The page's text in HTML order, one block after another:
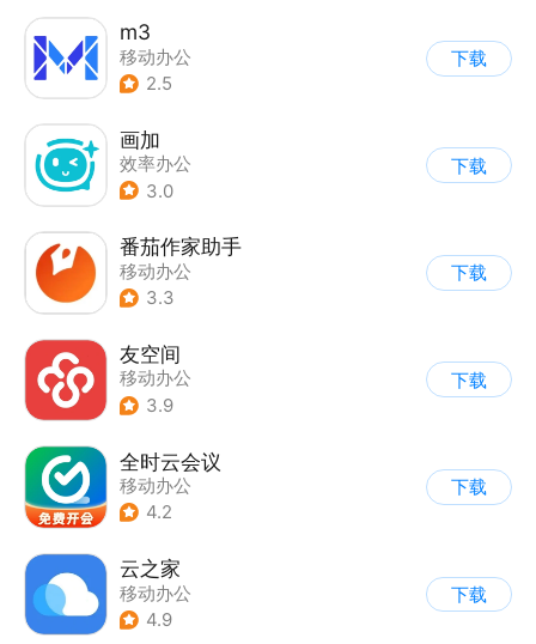
m3
移动办公
2.5
下载
画加
效率办公
3.0
下载
番茄作家助手
移动办公
3.3
下载
友空间
移动办公
3.9
下载
全时云会议
移动办公
4.2
下载
云之家
移动办公
4.9
下载